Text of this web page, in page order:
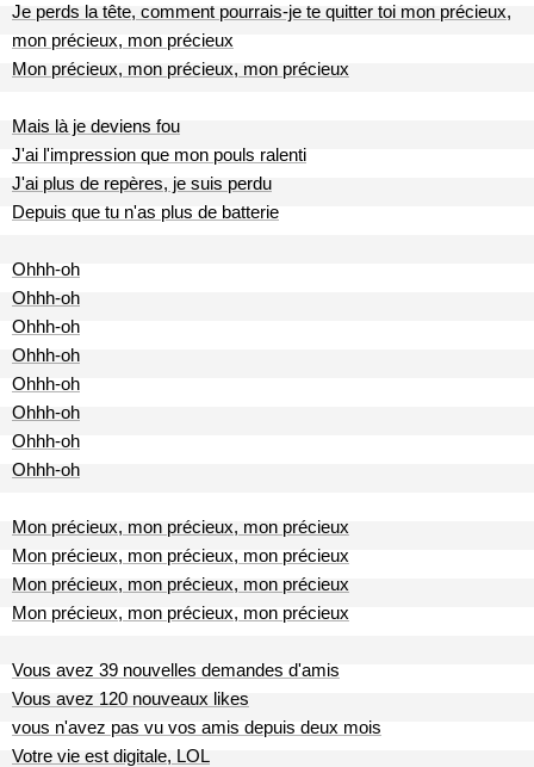
Je perds la tête, comment pourrais-je te quitter toi mon précieux,
mon précieux, mon précieux
Mon précieux, mon précieux, mon précieux
Mais là je deviens fou
J'ai l'impression que mon pouls ralenti
J'ai plus de repères, je suis perdu
Depuis que tu n'as plus de batterie
Ohhh-oh
Ohhh-oh
Ohhh-oh
Ohhh-oh
Ohhh-oh
Ohhh-oh
Ohhh-oh
Ohhh-oh
Mon précieux, mon précieux, mon précieux
Mon précieux, mon précieux, mon précieux
Mon précieux, mon précieux, mon précieux
Mon précieux, mon précieux, mon précieux
Vous avez 39 nouvelles demandes d'amis
Vous avez 120 nouveaux likes
vous n'avez pas vu vos amis depuis deux mois
Votre vie est digitale, LOL